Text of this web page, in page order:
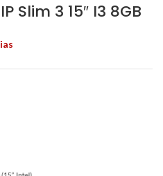
Slim 3 15″ I3 8GB